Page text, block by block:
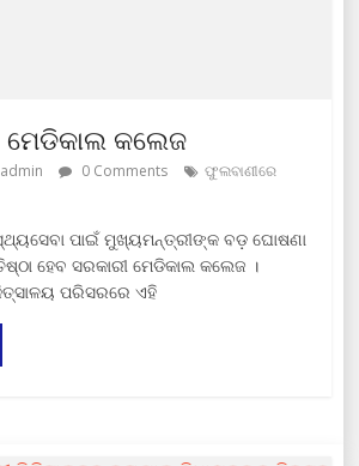
ମେଡିକାଲ କଲେଜ
admin 0 Comments
ଫୁଲବାଣୀରେ
ପାଇଁ ମୁଖ୍ୟମନ୍ତ୍ରୀଙ୍କ ବଡ଼ ଘୋଷଣା
ହେବ ସରକାରୀ ମେଡିକାଲ କଲେଜ ।
ପରିସରରେ ଏହି